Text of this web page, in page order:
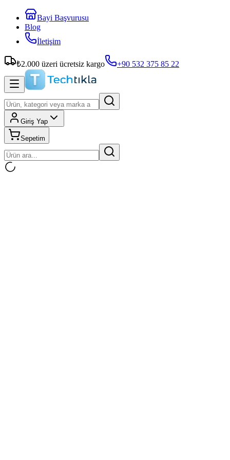
Bayi Başvurusu
Blog
İletişim
₺2.000 üzeri ücretsiz kargo +90 532 375 85 22
Giriş Yap
Sepetim